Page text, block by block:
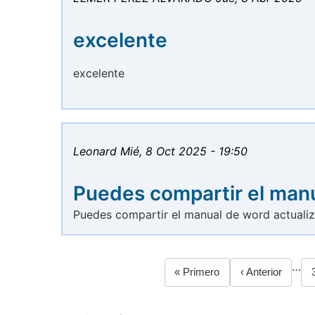
excelente
excelente
Leonard Mié, 8 Oct 2025 - 19:50
Puedes compartir el
Puedes compartir el manual de word
Primera
página
« Primero
Página
anterior
‹ Anterior …